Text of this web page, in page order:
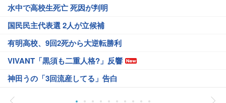
水中で高校生死亡 死因が判明
国民民主代表選 2人が立候補
有明高校、9回2死から大逆転勝利
VIVANT「黒須も二重人格?」反響
神田うの「3回流産してる」告白